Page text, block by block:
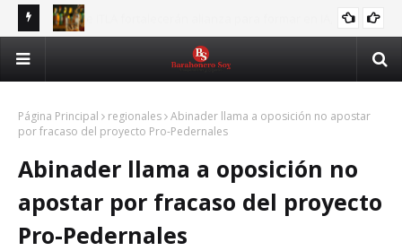
Tribunal Constitucional anula decreto que limitaba horarios
para la venta de bebidas alcohólicas
Página Principal regionales Abinader llama a oposición no apostar
por fracaso del proyecto Pro-Pedernales
Abinader llama a oposición no
apostar por fracaso del proyecto
Pro-Pedernales